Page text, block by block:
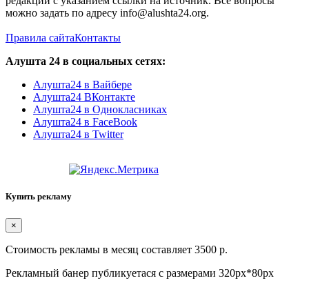
можно задать по адресу info@alushta24.org.
Правила сайтаКонтакты
Алушта 24 в социальных сетях:
Алушта24 в Вайбере
Алушта24 ВКонтакте
Алушта24 в Однокласниках
Алушта24 в FaceBook
Алушта24 в Twitter
Купить рекламу
×
Стоимость рекламы в месяц составляет 3500 р.
Рекламный банер публикуетася с размерами 320px*80px